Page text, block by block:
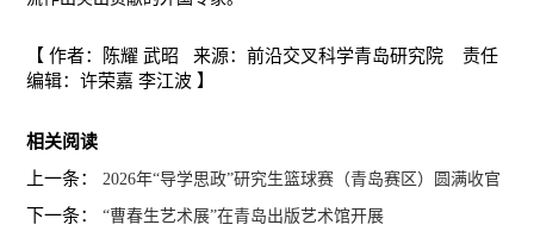
【 作者：陈耀 武昭 来源：前沿交叉科学青岛研究院 责任
编辑：许荣嘉 李江波 】
相关阅读
上一条： 2026年“导学思政”研究生篮球赛（青岛赛区）圆满收官
下一条：“曹春生艺术展”在青岛出版艺术馆开展